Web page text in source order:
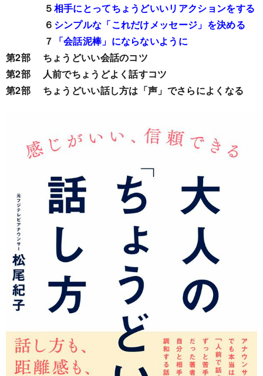
５相手にとってちょうどいいリアクションをする
６ シンプルな「これだけメッセージ」を決める
７ 「会話泥棒」にならないように
第2部 ちょうどいい会話のコツ
第2部 人前でちょうどよく話すコツ
第2部 ちょうどいい話し方は「声」でさらによくなる